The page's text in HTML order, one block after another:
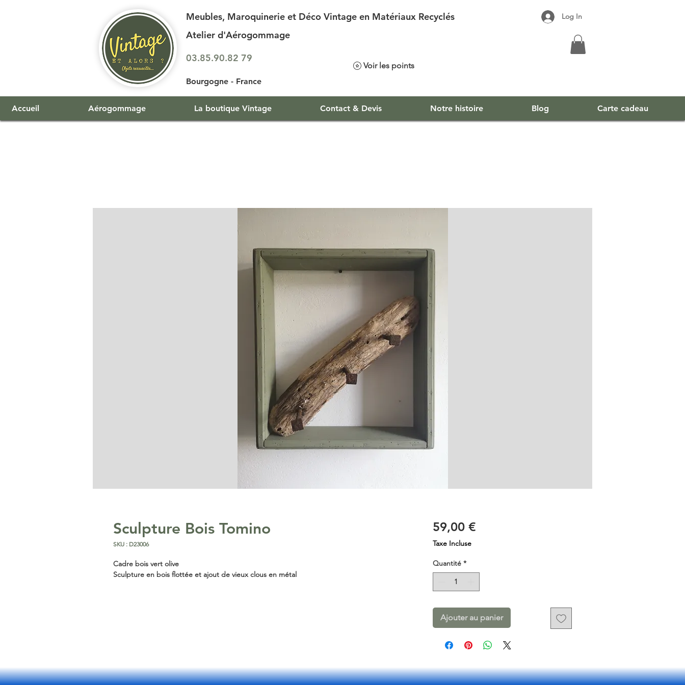
Meubles, Maroquinerie et Déco Vintage en Matériaux Recyclés
Atelier d'Aérogommage
03.85.90.82 79
Bourgogne - France
Voir les points
Log In
Accueil Aérogommage La boutique Vintage Contact & Devis Notre histoire Blog Carte cadeau
Sculpture Bois Tomino
SKU : D23006
Cadre bois vert olive
Sculpture en bois flottée et ajout de vieux clous en métal
59,00 €Prix
Taxe Incluse
Quantité *
Ajouter au panier